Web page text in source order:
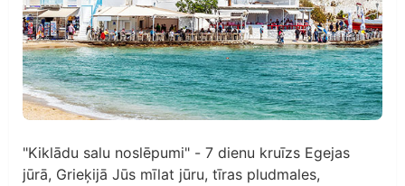
"Kiklādu salu noslēpumi" - 7 dienu kruīzs Egejas
jūrā, Grieķijā Jūs mīlat jūru, tīras pludmales,